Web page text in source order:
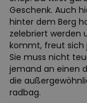
Geschenk. Auch
hinter dem Berg
zelebriert werden
kommt, freut sich
Sie muss nicht
jemand an einen
die
radbag.